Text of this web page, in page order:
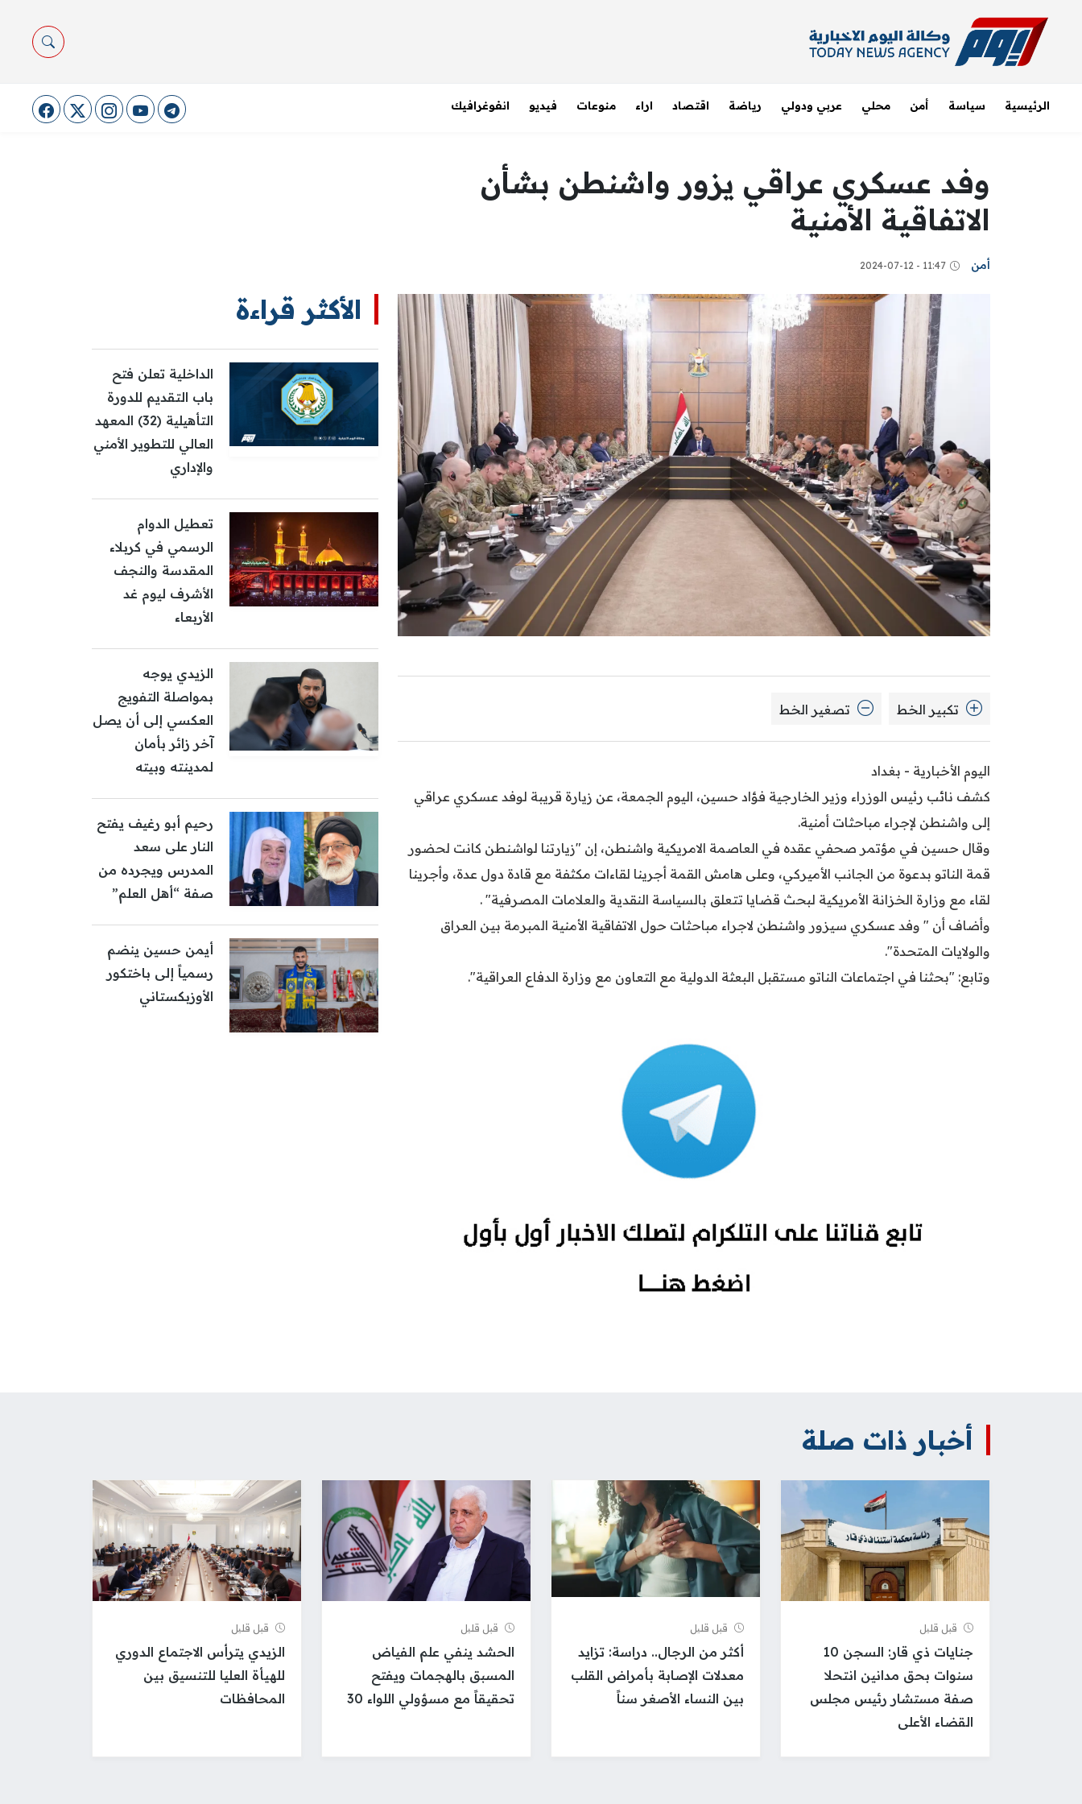
الرئيسية سياسة أمن محلي عربي ودولي رياضة اقتصاد اراء منوعات فيديو انفوغرافيك
وفد عسكري عراقي يزور واشنطن بشأن
الاتفاقية الأمنية
أمن 11:47 - 2024-07-12
تكبير الخط تصغير الخط
اليوم الأخبارية - بغداد
كشف نائب رئيس الوزراء وزير الخارجية فؤاد حسين، اليوم الجمعة، عن زيارة قريبة لوفد عسكري عراقي
إلى واشنطن لإجراء مباحثات أمنية.
وقال حسين في مؤتمر صحفي عقده في العاصمة الامريكية واشنطن، إن "زيارتنا لواشنطن كانت لحضور
قمة الناتو بدعوة من الجانب الأميركي، وعلى هامش القمة أجرينا لقاءات مكثفة مع قادة دول عدة، وأجرينا
لقاء مع وزارة الخزانة الأمريكية لبحث قضايا تتعلق بالسياسة النقدية والعلامات المصرفية" .
وأضاف أن " وفد عسكري سيزور واشنطن لاجراء مباحثات حول الاتفاقية الأمنية المبرمة بين العراق
والولايات المتحدة".
وتابع: "بحثنا في اجتماعات الناتو مستقبل البعثة الدولية مع التعاون مع وزارة الدفاع العراقية".
الأكثر قراءة
الداخلية تعلن فتح
باب التقديم للدورة
التأهيلية (32) المعهد
العالي للتطوير الأمني
والإداري
تعطيل الدوام
الرسمي في كربلاء
المقدسة والنجف
الأشرف ليوم غد
الأربعاء
الزيدي يوجه
بمواصلة التفويج
العكسي إلى أن يصل
آخر زائر بأمان
لمدينته وبيته
رحيم أبو رغيف يفتح
النار على سعد
المدرس ويجرده من
صفة “أهل العلم”
أيمن حسين ينضم
رسمياً إلى باختكور
الأوزبكستاني
أخبار ذات صلة
قبل قلیل
جنايات ذي قار: السجن 10
سنوات بحق مدانين انتحلا
صفة مستشار رئيس مجلس
القضاء الأعلى
قبل قلیل
أكثر من الرجال.. دراسة: تزايد
معدلات الإصابة بأمراض القلب
بين النساء الأصغر سناً
قبل قلیل
الحشد ينفي علم الفياض
المسبق بالهجمات ويفتح
تحقيقاً مع مسؤولي اللواء 30
قبل قلیل
الزيدي يترأس الاجتماع الدوري
للهيأة العليا للتنسيق بين
المحافظات